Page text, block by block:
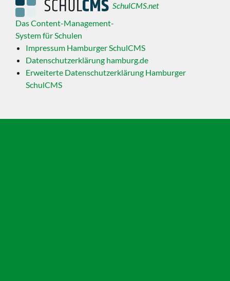
SchulCMS.net
Das Content-Management-
System für Schulen
Impressum Hamburger SchulCMS
Datenschutzerklärung hamburg.de
Erweiterte Datenschutzerklärung Hamburger
SchulCMS